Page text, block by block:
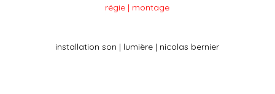
régie | montage
installation son | lumière | nicolas bernier